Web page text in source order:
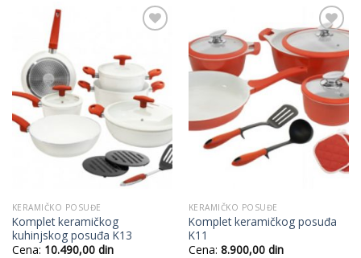
Add to
Wishlist
KERAMIČKO POSUĐE
Komplet keramičkog
kuhinjskog posuđa K13
Cena: 10.490,00din
Add to
Wishlist
KERAMIČKO POSUĐE
Komplet keramičkog posuđa
K11
Cena: 8.900,00din